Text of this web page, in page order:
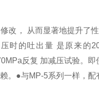
改， 从而显著地提升了
时的吐出量 是原来的
反复 加减压试验。即
。●与MP-5系列一样，配